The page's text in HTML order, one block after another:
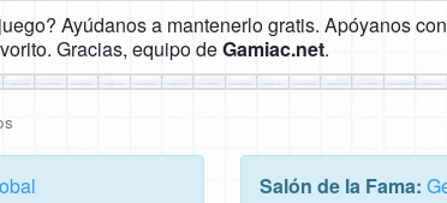
Ayúdanos a mantenerlo gratis. Apóyanos
Gracias, equipo deGamiac.net.
Salón de la Fama: